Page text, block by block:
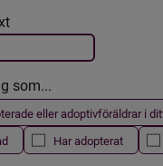
postas automatiskt
som...
eller adoptivföräldrar i
Har adopterat